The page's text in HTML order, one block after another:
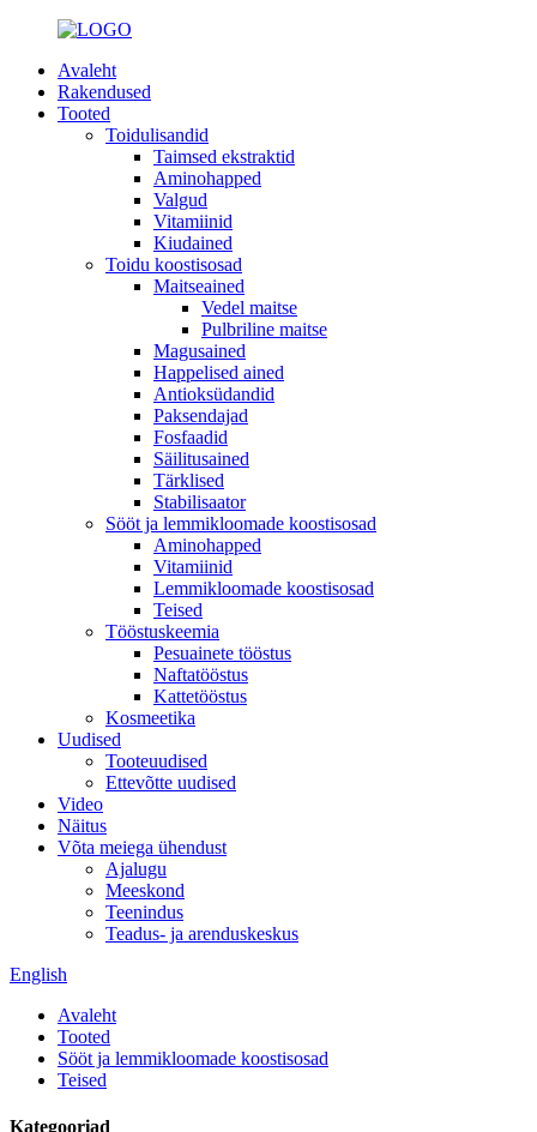
Avaleht
Rakendused
Tooted
Toidulisandid
Taimsed ekstraktid
Aminohapped
Valgud
Vitamiinid
Kiudained
Toidu koostisosad
Maitseained
Vedel maitse
Pulbriline maitse
Magusained
Happelised ained
Antioksüdandid
Paksendajad
Fosfaadid
Säilitusained
Tärklised
Stabilisaator
Sööt ja lemmikloomade koostisosad
Aminohapped
Vitamiinid
Lemmikloomade koostisosad
Teised
Tööstuskeemia
Pesuainete tööstus
Naftatööstus
Kattetööstus
Kosmeetika
Uudised
Tooteuudised
Ettevõtte uudised
Video
Näitus
Võta meiega ühendust
Ajalugu
Meeskond
Teenindus
Teadus- ja arenduskeskus
English
Avaleht
Tooted
Sööt ja lemmikloomade koostisosad
Teised
Kategooriad